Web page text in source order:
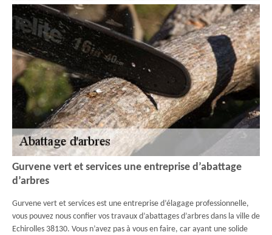
Gurvene vert et services une entreprise d’abattage
d’arbres
Gurvene vert et services est une entreprise d’élagage professionnelle,
vous pouvez nous confier vos travaux d’abattages d’arbres dans la ville de
Echirolles 38130. Vous n’avez pas à vous en faire, car ayant une solide